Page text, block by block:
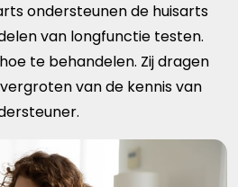
ondersteunen de huisarts
van longfunctie testen.
te behandelen. Zij dragen
van de kennis van